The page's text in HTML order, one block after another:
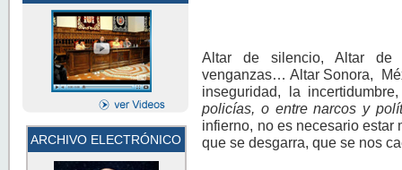
ARCHIVO ELECTRÓNICO
Altar de silencio, Altar de
venganzas… Altar Sonora,
inseguridad, la
policías, o entre narcos y
infierno, no es necesario estar
que se desgarra, que se nos